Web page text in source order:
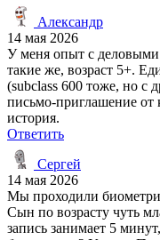
Александр
14 мая 2026
У меня опыт с деловыми
такие же, возраст 5+.
(subclass 600 тоже, но с
письмо-приглашение от
история.
Ответить
Сергей
14 мая 2026
Мы проходили
Сын по возрасту чуть
запись занимает 5